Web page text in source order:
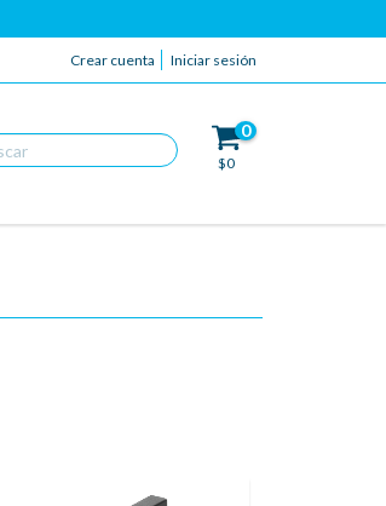
Crear cuenta Iniciar sesión
0
$0